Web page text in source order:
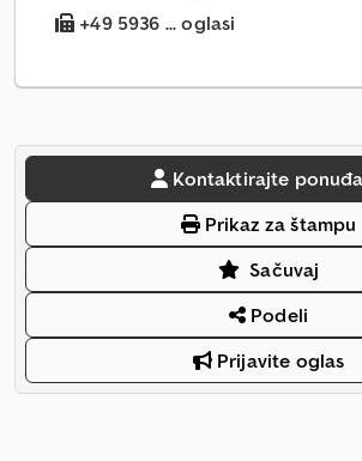
+49 5936 ... oglasi
Kontaktirajte
Prikaz za štampu
Sačuvaj
Podeli
Prijavite oglas